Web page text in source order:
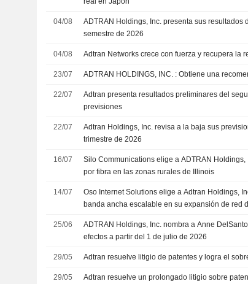
04/08
ADTRAN Holdings, Inc. presenta sus resultados
semestre de 2026
04/08 Adtran Networks crece con fuerza y recupera la
23/07 ADTRAN HOLDINGS, INC. :
22/07
Adtran presenta resultados preliminares del
previsiones
22/07
Adtran Holdings, Inc. revisa a la baja sus
trimestre de 2026
16/07
Silo Communications elige a ADTRAN
por fibra en las zonas rurales de Illinois
14/07
Oso Internet Solutions elige a Adtran Holdings,
banda ancha escalable en su expansión de red
25/06
ADTRAN Holdings, Inc. nombra a Anne
efectos a partir del 1 de julio de 2026
29/05 Adtran resuelve litigio de patentes y logra el
29/05 Adtran resuelve un prolongado litigio sobre